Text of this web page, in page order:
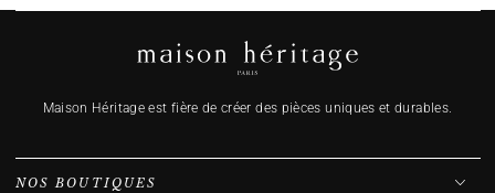
Maison Héritage est fière de créer des pièces uniques et durables.
NOS BOUTIQUES